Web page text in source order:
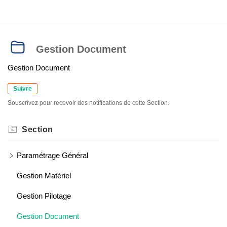
Gestion Document
Gestion Document
Suivre
Souscrivez pour recevoir des notifications de cette Section.
Section
Paramétrage Général
Gestion Matériel
Gestion Pilotage
Gestion Document